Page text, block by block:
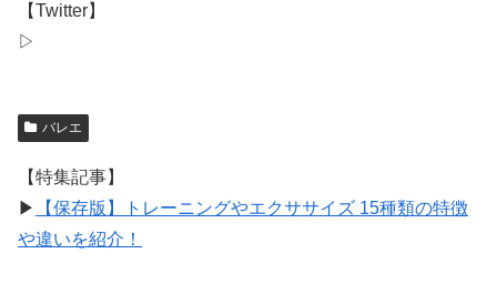
【Twitter】
▷
バレエ
【特集記事】
▶︎
【保存版】トレーニングやエクササイズ 15種類の特徴
や違いを紹介！